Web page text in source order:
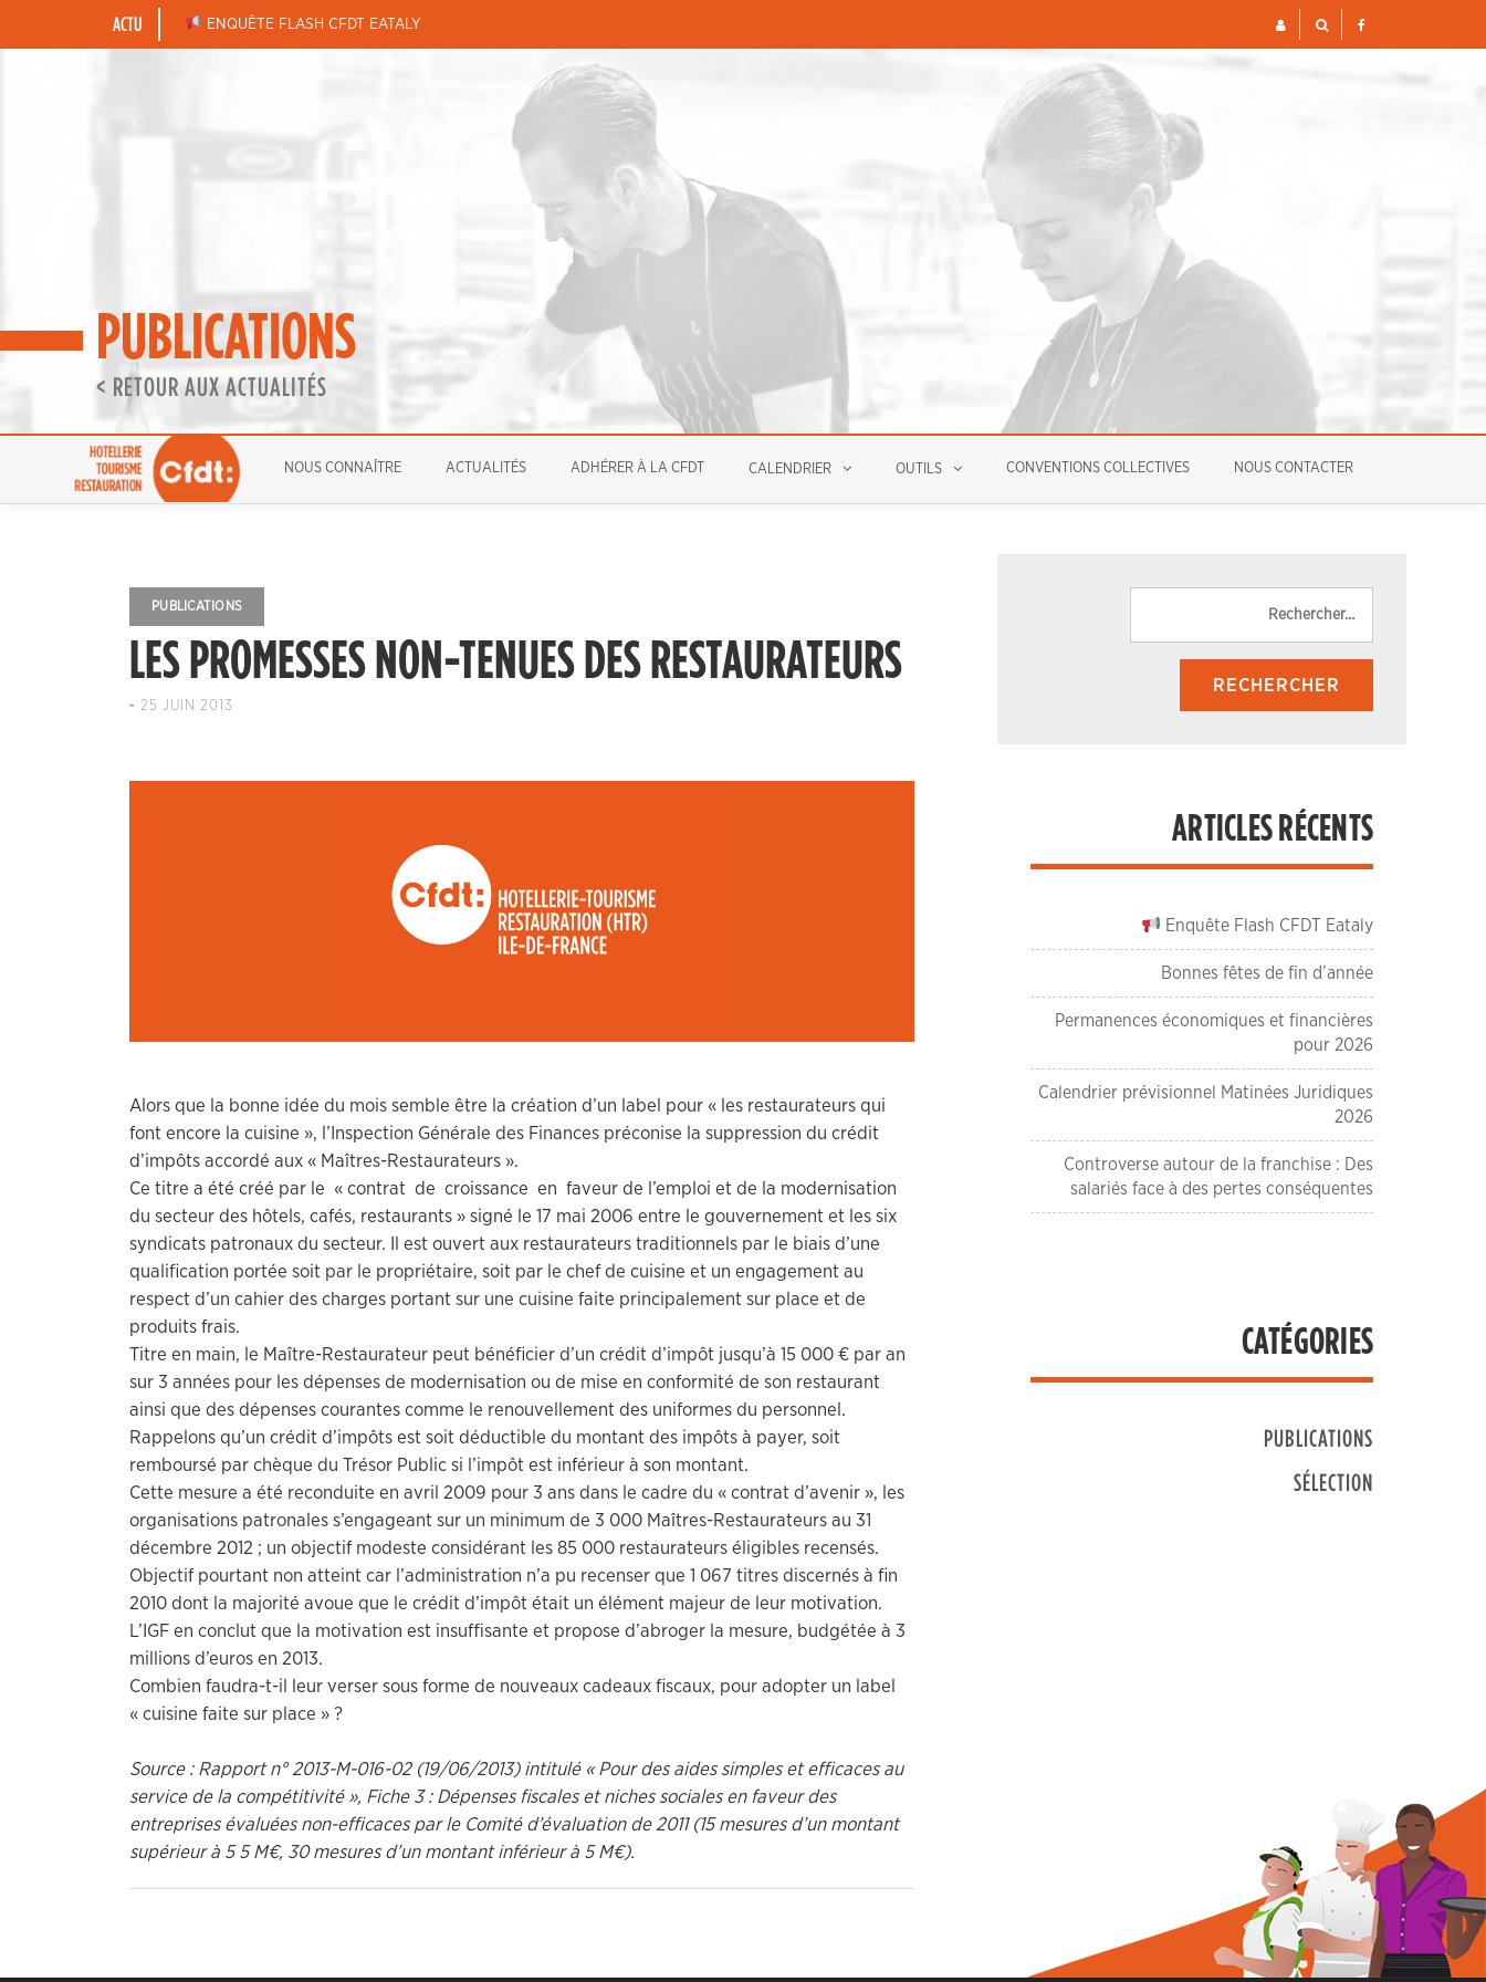
to
ACTU ENQUÊTE FLASH CFDT EATALY
BONNES FÊTES DE FIN D’ANNÉE
PUBLICATIONS
< RETOUR AUX ACTUALITÉS
NOUS CONNAÎTRE ACTUALITÉS ADHÉRER À LA CFDT CALENDRIER OUTILS CONVENTIONS COLLECTIVES NOUS CONTACTER
PUBLICATIONS
LES PROMESSES NON-TENUES DES RESTAURATEURS
- 25 JUIN 2013
Alors que la bonne idée du mois semble être la création d’un label pour « les restaurateurs qui
font encore la cuisine », l’Inspection Générale des Finances préconise la suppression du crédit
d’impôts accordé aux « Maîtres-Restaurateurs ».
Ce titre a été créé par le « contrat de croissance en faveur de l’emploi et de la modernisation
du secteur des hôtels, cafés, restaurants » signé le 17 mai 2006 entre le gouvernement et les six
syndicats patronaux du secteur. Il est ouvert aux restaurateurs traditionnels par le biais d’une
qualification portée soit par le propriétaire, soit par le chef de cuisine et un engagement au
respect d’un cahier des charges portant sur une cuisine faite principalement sur place et de
produits frais.
Titre en main, le Maître-Restaurateur peut bénéficier d’un crédit d’impôt jusqu’à 15 000 € par an
sur 3 années pour les dépenses de modernisation ou de mise en conformité de son restaurant
ainsi que des dépenses courantes comme le renouvellement des uniformes du personnel.
Rappelons qu’un crédit d’impôts est soit déductible du montant des impôts à payer, soit
remboursé par chèque du Trésor Public si l’impôt est inférieur à son montant.
Cette mesure a été reconduite en avril 2009 pour 3 ans dans le cadre du « contrat d’avenir », les
organisations patronales s’engageant sur un minimum de 3 000 Maîtres-Restaurateurs au 31
décembre 2012 ; un objectif modeste considérant les 85 000 restaurateurs éligibles recensés.
Objectif pourtant non atteint car l’administration n’a pu recenser que 1 067 titres discernés à fin
2010 dont la majorité avoue que le crédit d’impôt était un élément majeur de leur motivation.
L’IGF en conclut que la motivation est insuffisante et propose d’abroger la mesure, budgétée à 3
millions d’euros en 2013.
Combien faudra-t-il leur verser sous forme de nouveaux cadeaux fiscaux, pour adopter un label
« cuisine faite sur place » ?
Source : Rapport n° 2013-M-016-02 (19/06/2013) intitulé « Pour des aides simples et efficaces au
service de la compétitivité », Fiche 3 : Dépenses fiscales et niches sociales en faveur des
entreprises évaluées non-efficaces par le Comité d’évaluation de 2011 (15 mesures d’un montant
supérieur à 5 5 M€, 30 mesures d’un montant inférieur à 5 M€).
ARTICLES RÉCENTS
Enquête Flash CFDT Eataly
Bonnes fêtes de fin d’année
Permanences économiques et financières
pour 2026
Calendrier prévisionnel Matinées Juridiques
2026
Controverse autour de la franchise : Des
salariés face à des pertes conséquentes
CATÉGORIES
PUBLICATIONS
SÉLECTION